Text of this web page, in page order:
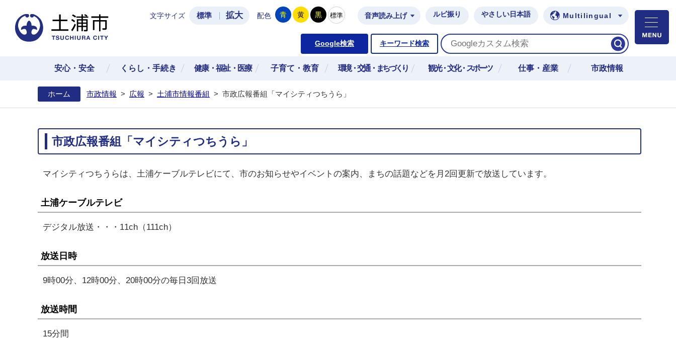
土浦市公式ホームページ
文字サイズ 標準 拡大 配色 青 黄 黒 標準 音声読み上げ ルビ振り やさしい日本語 Multilingual
Google検索 キーワード検索
安心・安全 くらし・手続き 健康・福祉・医療 子育て・教育 環境・交通・まちづくり 観光・文化・スポーツ 仕事・産業 市政情報
ホーム 市政情報 > 広報 > 土浦市情報番組 > 市政広報番組「マイシティつちうら」
市政広報番組「マイシティつちうら」
マイシティつちうらは、土浦ケーブルテレビにて、市のお知らせやイベントの案内、まちの話題などを月2回更新で放送しています。
土浦ケーブルテレビ
デジタル放送・・・11ch（111ch）
放送日時
9時00分、12時00分、20時00分の毎日3回放送
放送時間
15分間